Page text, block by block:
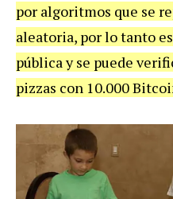
por algoritmos que se
aleatoria, por lo tanto
pública y se puede
pizzas con 10.000